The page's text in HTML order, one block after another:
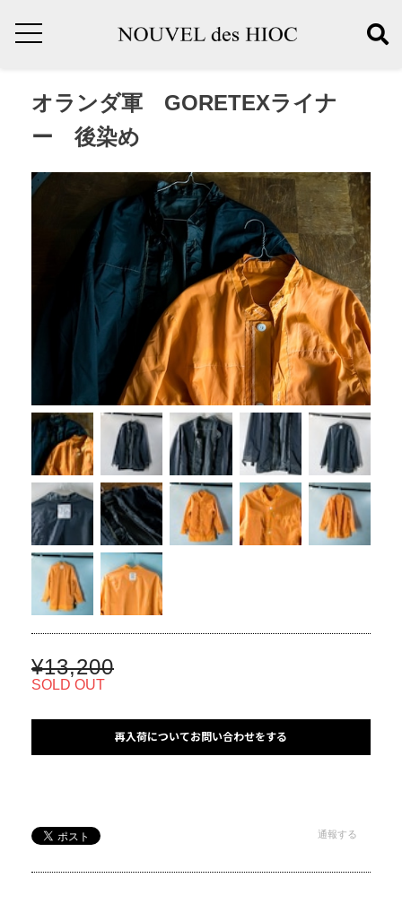
オランダ軍 GORETEXライナ
ー 後染め
¥13,200
SOLD OUT
再入荷についてお問い合わせをする
通報する